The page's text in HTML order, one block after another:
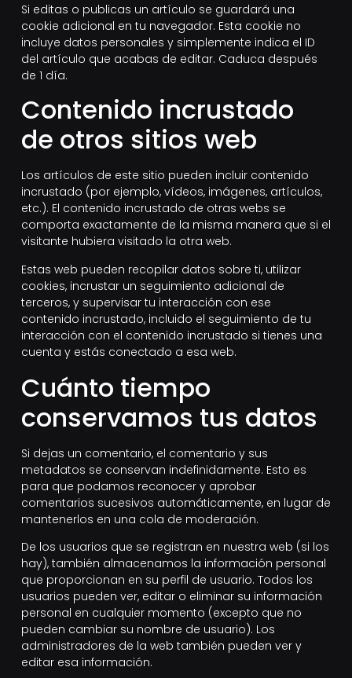
Si editas o publicas un artículo se guardará una
cookie adicional en tu navegador. Esta cookie no
incluye datos personales y simplemente indica el ID
del artículo que acabas de editar. Caduca después
de 1 día.
Contenido incrustado
de otros sitios web
Los artículos de este sitio pueden incluir contenido
incrustado (por ejemplo, vídeos, imágenes, artículos,
etc.). El contenido incrustado de otras webs se
comporta exactamente de la misma manera que si el
visitante hubiera visitado la otra web.
Estas web pueden recopilar datos sobre ti, utilizar
cookies, incrustar un seguimiento adicional de
terceros, y supervisar tu interacción con ese
contenido incrustado, incluido el seguimiento de tu
interacción con el contenido incrustado si tienes una
cuenta y estás conectado a esa web.
Cuánto tiempo
conservamos tus datos
Si dejas un comentario, el comentario y sus
metadatos se conservan indefinidamente. Esto es
para que podamos reconocer y aprobar
comentarios sucesivos automáticamente, en lugar de
mantenerlos en una cola de moderación.
De los usuarios que se registran en nuestra web (si los
hay), también almacenamos la información personal
que proporcionan en su perfil de usuario. Todos los
usuarios pueden ver, editar o eliminar su información
personal en cualquier momento (excepto que no
pueden cambiar su nombre de usuario). Los
administradores de la web también pueden ver y
editar esa información.